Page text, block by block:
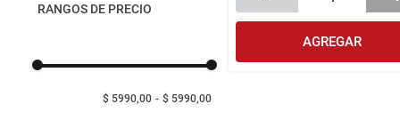
RANGOS DE PRECIO
$ 5990,00 $ 5990,00
AGREGAR